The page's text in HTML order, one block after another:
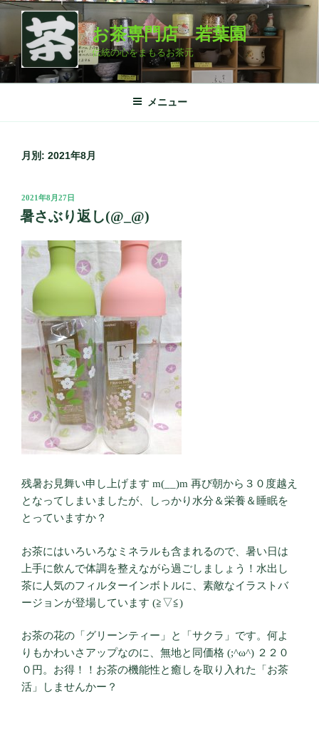
コ
ン
ツ
お茶専門店 若葉園
伝統の心をまもるお茶元
メニュー
月別: 2021年8月
投
稿
日:
2021年8月27日
暑さぶり返し(@_@)
残暑お見舞い申し上げます m(__)m 再び朝から３０度越え
となってしまいましたが、しっかり水分＆栄養＆睡眠を
とっていますか？
お茶にはいろいろなミネラルも含まれるので、暑い日は
上手に飲んで体調を整えながら過ごしましょう！水出し
茶に人気のフィルターインボトルに、素敵なイラストバ
ージョンが登場しています (≧▽≦)
お茶の花の「グリーンティー」と「サクラ」です。何よ
りもかわいさアップなのに、無地と同価格 (;^ω^) ２２０
０円。お得！！お茶の機能性と癒しを取り入れた「お茶
活」しませんかー？